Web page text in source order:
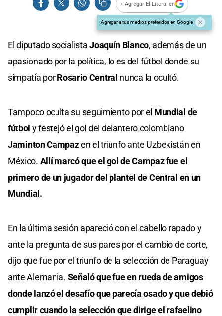
+ Agregar El Litoral en
Agregar a tus medios preferidos en Google
El diputado socialistaJoaquín Blanco, además de un
apasionado por la política, lo es del fútbol donde su
simpatía porRosario Central nunca la ocultó.
Tampoco oculta su seguimiento por el Mundial de
fútbol y festejó el gol del delantero colombiano
Jaminton Campazen el triunfo ante Uzbekistán en
México. Allí marcó que el gol de Campaz fue el
primero de un jugador del plantel de Central en un
Mundial.
En la última sesión apareció con el cabello rapado y
ante la pregunta de sus pares por el cambio de corte,
dijo que fue por el triunfo de la selección de Paraguay
ante Alemania. Señaló que fue en rueda de amigos
donde lanzó el desafío que parecía osado y que debió
cumplir cuando la selección que dirige el rafaelino